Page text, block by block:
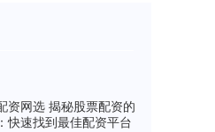
资网选 揭秘股票配资的
快速找到最佳配资平台